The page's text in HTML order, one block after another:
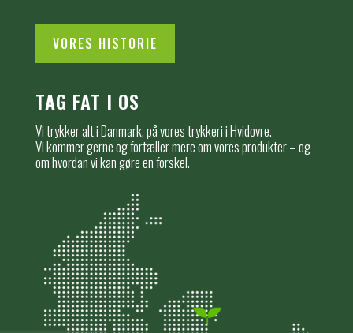
VORES HISTORIE
TAG FAT I OS
Vi trykker alt i Danmark, på vores trykkeri i Hvidovre.
Vi kommer gerne og fortæller mere om vores produkter – og
om hvordan vi kan gøre en forskel.